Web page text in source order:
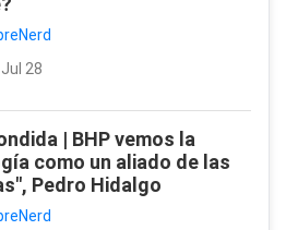
28
| BHP vemos la
como un aliado de las
Pedro Hidalgo